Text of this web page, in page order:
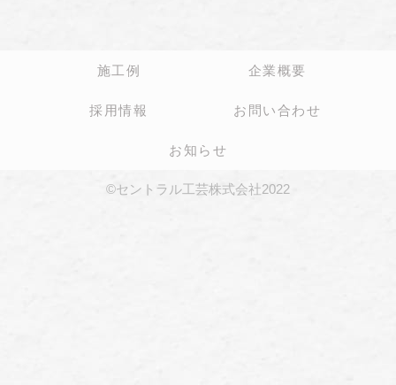
施工例 企業概要
採用情報 お問い合わせ
お知らせ
©セントラル工芸株式会社2022